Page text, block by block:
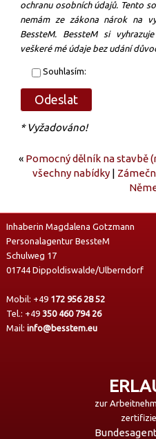
ochranu osobních údajů. Tento
nemám ze zákona nárok na
BessteM. BessteM si
veškeré mé údaje bez udání
Souhlasím:
* Vyžadováno!
« Pomocný dělník na stavbě
všechny nabídky|
Inhaberin Magdalena Gotzmann
Personalagentur BessteM
Schulweg 17
01744 Dippoldiswalde/Ulberndorf
Mobil: +49 172 956 28 52
Tel.: +49 350 460 794 26
Mail: info@besstem.eu
zur